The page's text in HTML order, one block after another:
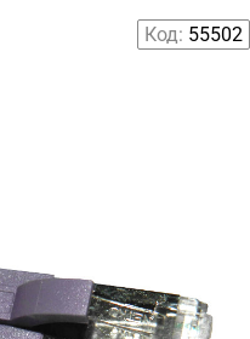
Код: 55502